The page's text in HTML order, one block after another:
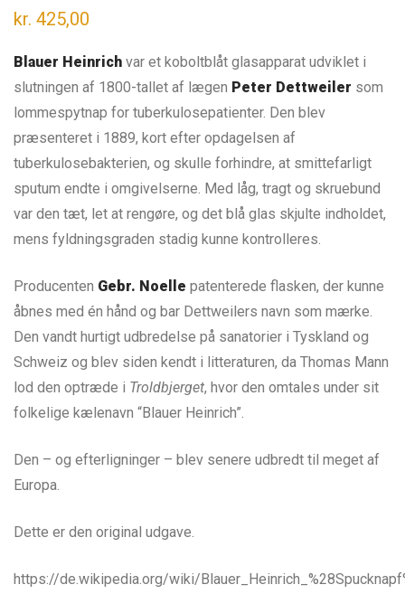
kr. 425,00
Blauer Heinrich var et koboltblåt glasapparat udviklet i
slutningen af 1800-tallet af lægen Peter Dettweiler som
lommespyt­nap for tuberkulosepatienter. Den blev
præsenteret i 1889, kort efter opdagelsen af
tuberkulosebakterien, og skulle forhindre, at smittefarligt
sputum endte i omgivelserne. Med låg, tragt og skruebund
var den tæt, let at rengøre, og det blå glas skjulte indholdet,
mens fyldningsgraden stadig kunne kontrolleres.
Producenten Gebr. Noelle patenterede flasken, der kunne
åbnes med én hånd og bar Dettweilers navn som mærke.
Den vandt hurtigt udbredelse på sanatorier i Tyskland og
Schweiz og blev siden kendt i litteraturen, da Thomas Mann
lod den optræde i Troldbjerget, hvor den omtales under sit
folkelige kælenavn “Blauer Heinrich”.
Den – og efterligninger – blev senere udbredt til meget af
Europa.
Dette er den original udgave.
https://de.wikipedia.org/wiki/